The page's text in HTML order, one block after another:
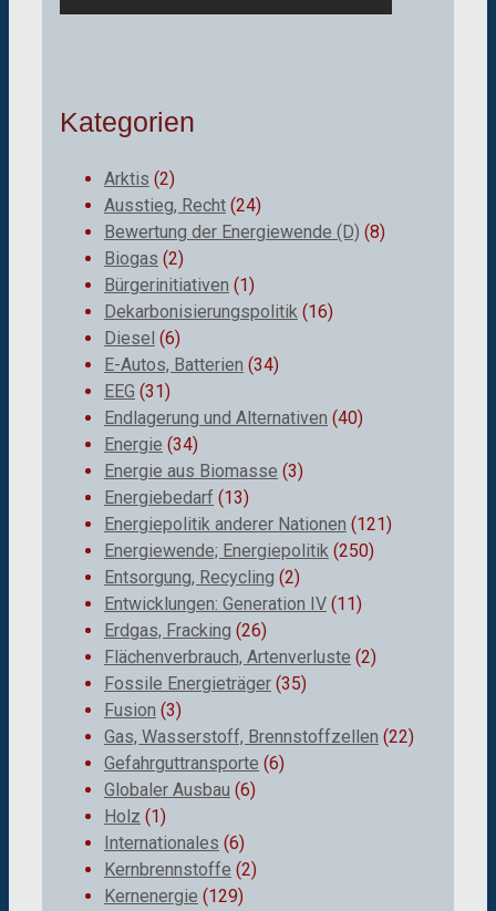
Kategorien
Arktis (2)
Ausstieg, Recht (24)
Bewertung der Energiewende (D) (8)
Biogas (2)
Bürgerinitiativen (1)
Dekarbonisierungspolitik (16)
Diesel (6)
E-Autos, Batterien (34)
EEG (31)
Endlagerung und Alternativen (40)
Energie (34)
Energie aus Biomasse (3)
Energiebedarf (13)
Energiepolitik anderer Nationen (121)
Energiewende; Energiepolitik (250)
Entsorgung, Recycling (2)
Entwicklungen: Generation IV (11)
Erdgas, Fracking (26)
Flächenverbrauch, Artenverluste (2)
Fossile Energieträger (35)
Fusion (3)
Gas, Wasserstoff, Brennstoffzellen (22)
Gefahrguttransporte (6)
Globaler Ausbau (6)
Holz (1)
Internationales (6)
Kernbrennstoffe (2)
Kernenergie (129)